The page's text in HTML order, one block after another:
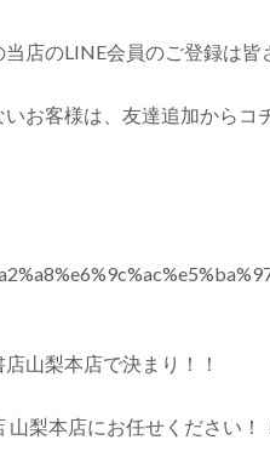
店のLINE会員のご登録は皆
お客様は、友達追加からコ
山梨本店で決まり！！
山梨本店にお任せくださ